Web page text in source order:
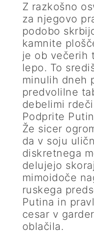
Z razkošno
za njegovo
podobo
kamnite
je ob večerih
lepo. To
minulih dneh
predvolilne
debelimi
Podprite
Že sicer
da v soju
diskretnega
delujejo
mimoidoče
ruskega
Putina in
cesar v
oblačila.